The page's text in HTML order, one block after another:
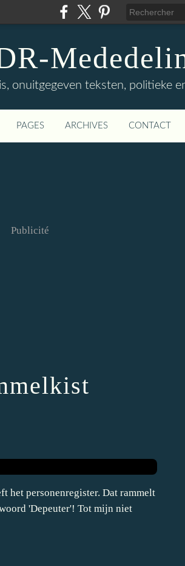
onuitgegeven teksten, politieke
PAGES ARCHIVES CONTACT
Publicité
het personenregister. Dat rammelt
'Depeuter'! Tot mijn niet